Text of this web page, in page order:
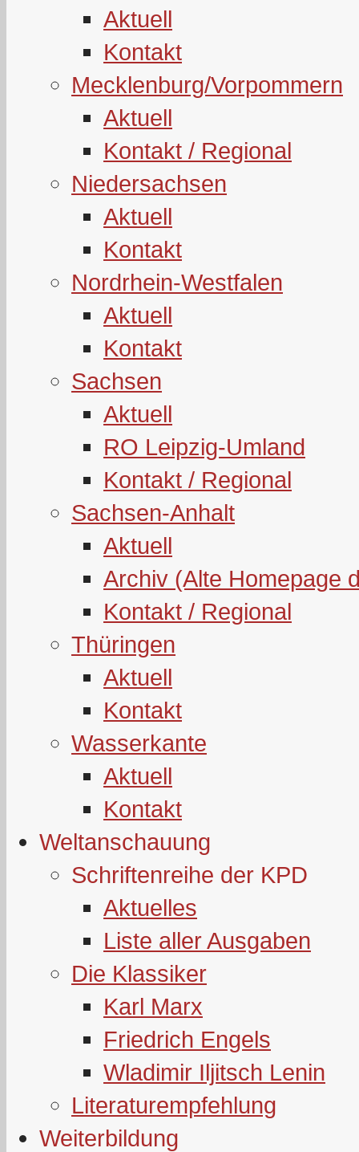
Aktuell
Kontakt
Mecklenburg/Vorpommern
Aktuell
Kontakt / Regional
Niedersachsen
Aktuell
Kontakt
Nordrhein-Westfalen
Aktuell
Kontakt
Sachsen
Aktuell
RO Leipzig-Umland
Kontakt / Regional
Sachsen-Anhalt
Aktuell
Archiv (Alte Homepage
Kontakt / Regional
Thüringen
Aktuell
Kontakt
Wasserkante
Aktuell
Kontakt
Weltanschauung
Schriftenreihe der KPD
Aktuelles
Liste aller Ausgaben
Die Klassiker
Karl Marx
Friedrich Engels
Wladimir Iljitsch Lenin
Literaturempfehlung
Weiterbildung